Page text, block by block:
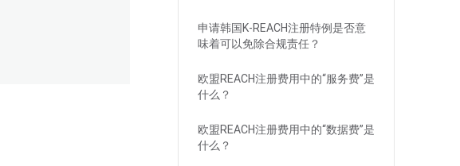
申请韩国K-REACH注册特例是否意
味着可以免除合规责任？
欧盟REACH注册费用中的“服务费”是
什么？
欧盟REACH注册费用中的“数据费”是
什么？